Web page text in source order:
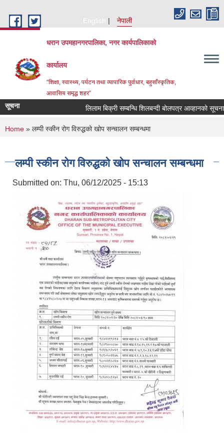
English
नेपाली
धरान उपमहानगरपालिका, नगर कार्यपालिकाको
कार्यालय
“शिक्षा, स्वास्थ्य, पर्यटन तथा व्यापारिक पुर्वाधार, बहुसाँस्कृतिक,
आवासिय समृद्ध शहर”
सूचना लिलाम बिक्री सम्बन्धि शिलबन्दी बोलपत्र आव्हानको
You are here
Home » लम्पी स्कीन रोग विरुद्धको खोप सन्चालन सम्बन्धमा
लम्पी स्कीन रोग विरुद्धको खोप सन्चालन सम्बन्धमा
Submitted on: Thu, 06/12/2025 - 15:13